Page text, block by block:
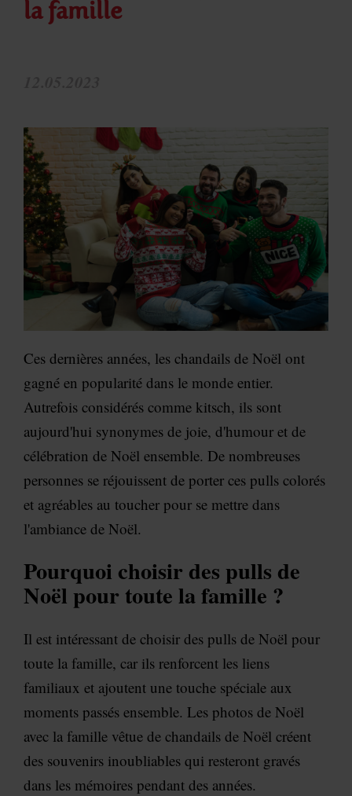
la famille
Ces dernières années, les chandails de Noël ont
gagné en popularité dans le monde entier.
Autrefois considérés comme kitsch, ils sont
aujourd'hui synonymes de joie, d'humour et de
célébration de Noël ensemble. De nombreuses
personnes se réjouissent de porter ces pulls colorés
et agréables au toucher pour se mettre dans
l'ambiance de Noël.
Pourquoi choisir des pulls de
Noël pour toute la famille ?
Il est intéressant de choisir des pulls de Noël pour
toute la famille, car ils renforcent les liens
familiaux et ajoutent une touche spéciale aux
moments passés ensemble. Les photos de Noël
avec la famille vêtue de chandails de Noël créent
des souvenirs inoubliables qui resteront gravés
dans les mémoires pendant des années.